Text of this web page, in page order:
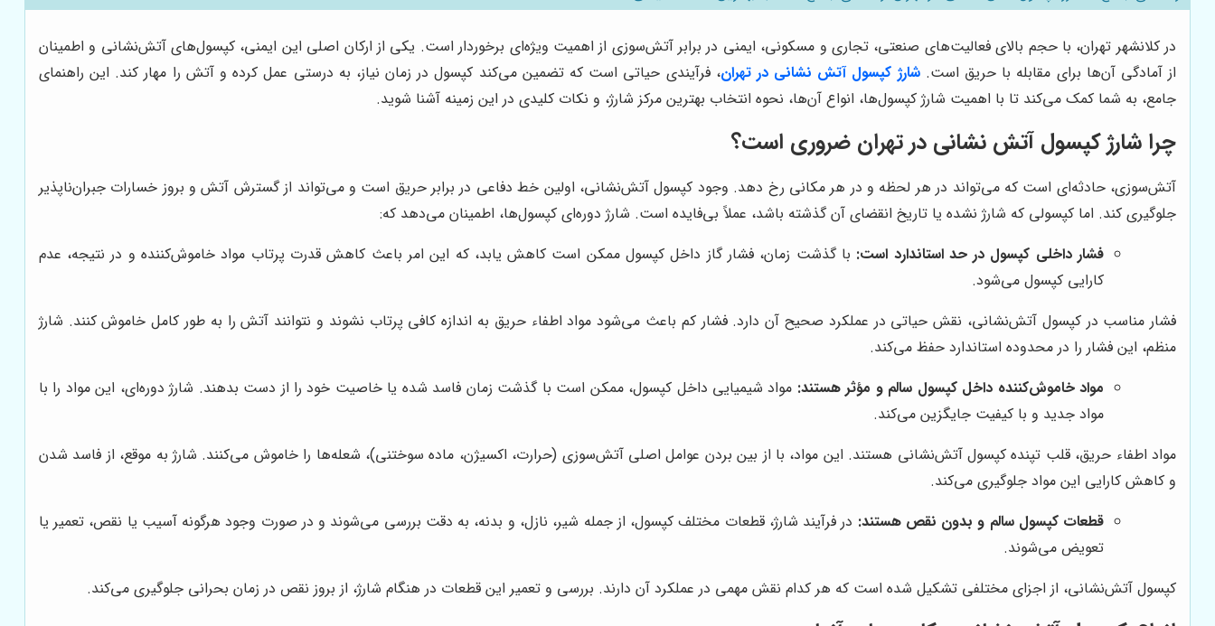
در کلانشهر تهران، با حجم بالای فعالیت‌های صنعتی، تجاری و مسکونی، ایمنی در برابر آتش‌سوزی از اهمیت ویژه‌ای برخوردار است. یکی از ارکان اصلی این ایمنی، کپسول‌های آتش‌نشانی و اطمینان
از آمادگی آن‌ها برای مقابله با حریق است.شارژ کپسول آتش نشانی در تهران، فرآیندی حیاتی است که تضمین می‌کند کپسول در زمان نیاز، به درستی عمل کرده و آتش را مهار کند. این راهنمای
جامع، به شما کمک می‌کند تا با اهمیت شارژ کپسول‌ها، انواع آن‌ها، نحوه انتخاب بهترین مرکز شارژ، و نکات کلیدی در این زمینه آشنا شوید.
چرا شارژ کپسول آتش نشانی در تهران ضروری است؟
آتش‌سوزی، حادثه‌ای است که می‌تواند در هر لحظه و در هر مکانی رخ دهد. وجود کپسول آتش‌نشانی، اولین خط دفاعی در برابر حریق است و می‌تواند از گسترش آتش و بروز خسارات جبران‌ناپذیر
جلوگیری کند. اما کپسولی که شارژ نشده یا تاریخ انقضای آن گذشته باشد، عملاً بی‌فایده است. شارژ دوره‌ای کپسول‌ها، اطمینان می‌دهد که:
فشار داخلی کپسول در حد استاندارد است: با گذشت زمان، فشار گاز داخل کپسول ممکن است کاهش یابد، که این امر باعث کاهش قدرت پرتاب مواد خاموش‌کننده و در نتیجه، عدم
کارایی کپسول می‌شود.
فشار مناسب در کپسول آتش‌نشانی، نقش حیاتی در عملکرد صحیح آن دارد. فشار کم باعث می‌شود مواد اطفاء حریق به اندازه کافی پرتاب نشوند و نتوانند آتش را به طور کامل خاموش کنند. شارژ
منظم، این فشار را در محدوده استاندارد حفظ می‌کند.
مواد خاموش‌کننده داخل کپسول سالم و مؤثر هستند: مواد شیمیایی داخل کپسول، ممکن است با گذشت زمان فاسد شده یا خاصیت خود را از دست بدهند. شارژ دوره‌ای، این مواد را با
مواد جدید و با کیفیت جایگزین می‌کند.
مواد اطفاء حریق، قلب تپنده کپسول آتش‌نشانی هستند. این مواد، با از بین بردن عوامل اصلی آتش‌سوزی (حرارت، اکسیژن، ماده سوختنی)، شعله‌ها را خاموش می‌کنند. شارژ به موقع، از فاسد شدن
و کاهش کارایی این مواد جلوگیری می‌کند.
قطعات کپسول سالم و بدون نقص هستند: در فرآیند شارژ، قطعات مختلف کپسول، از جمله شیر، نازل، و بدنه، به دقت بررسی می‌شوند و در صورت وجود هرگونه آسیب یا نقص، تعمیر یا
تعویض می‌شوند.
کپسول آتش‌نشانی، از اجزای مختلفی تشکیل شده است که هر کدام نقش مهمی در عملکرد آن دارند. بررسی و تعمیر این قطعات در هنگام شارژ، از بروز نقص در زمان بحرانی جلوگیری می‌کند.